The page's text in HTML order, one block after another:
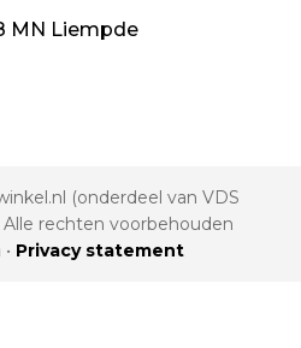
MN Liempde
(onderdeel van VDS
Alle rechten voorbehouden
• Privacy statement